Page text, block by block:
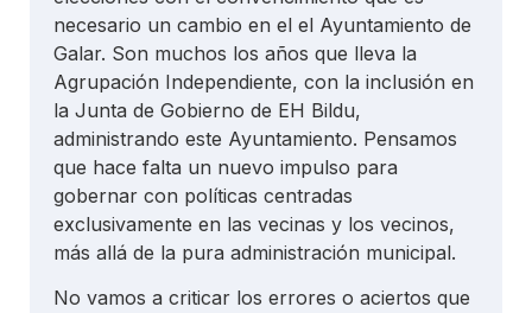
necesario un cambio en el el Ayuntamiento de
Galar. Son muchos los años que lleva la
Agrupación Independiente, con la inclusión en
la Junta de Gobierno de EH Bildu,
administrando este Ayuntamiento. Pensamos
que hace falta un nuevo impulso para
gobernar con políticas centradas
exclusivamente en las vecinas y los vecinos,
más allá de la pura administración municipal.
No vamos a criticar los errores o aciertos que